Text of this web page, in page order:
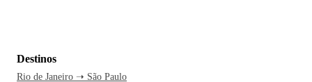
Destinos
Rio de Janeiro ➝ São Paulo